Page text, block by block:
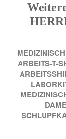
ARBEITS-T-